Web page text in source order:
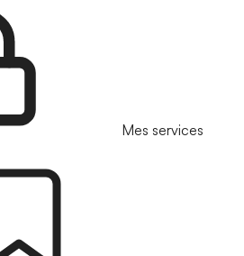
Mes services